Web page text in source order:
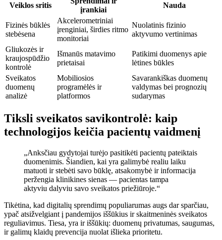
Veiklos sritis
įrankiai
Nauda
Fizinės būklės
stebėsena
Akcelerometriniai
įrenginiai, širdies ritmo
monitoriai
Nuolatinis fizinio
aktyvumo vertinimas
Gliukozės ir
kraujospūdžio
kontrolė
Išmanūs matavimo
prietaisai
Patikimi duomenys apie
lėtines būkles
Sveikatos
duomenų
analizė
Mobiliosios
programėlės ir
platformos
Savarankiškas duomenų
valdymas bei prognozių
sudarymas
Tiksli sveikatos savikontrolė: kaip
technologijos keičia pacientų vaidmenį
„Anksčiau gydytojai turėjo pasitikėti pacientų pateiktais
duomenimis. Šiandien, kai yra galimybė realiu laiku
matuoti ir stebėti savo būklę, atsakomybė ir informacija
peržengia klinikines sienas — pacientas tampa
aktyviu dalyviu savo sveikatos priežiūroje.“
Tikėtina, kad digitalių sprendimų populiarumas augs dar sparčiau,
ypač atsižvelgiant į pandemijos iššūkius ir skaitmeninės sveikatos
reguliavimus. Tiesa, yra ir iššūkių: duomenų privatumas, saugumas,
ir galimų klaidų prevencija nuolat išlieka prioritetu.